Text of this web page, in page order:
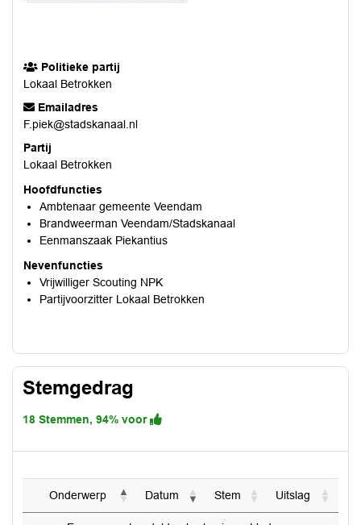
Politieke partij
Lokaal Betrokken
Emailadres
F.piek@stadskanaal.nl
Partij
Lokaal Betrokken
Hoofdfuncties
Ambtenaar gemeente Veendam
Brandweerman Veendam/Stadskanaal
Eenmanszaak Piekantius
Nevenfuncties
Vrijwilliger Scouting NPK
Partijvoorzitter Lokaal Betrokken
Stemgedrag
18 Stemmen, 94% voor
Onderwerp Datum Stem Uitslag